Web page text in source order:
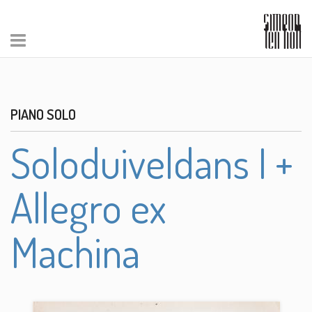
PIANO SOLO
Soloduiveldans I +
Allegro ex
Machina